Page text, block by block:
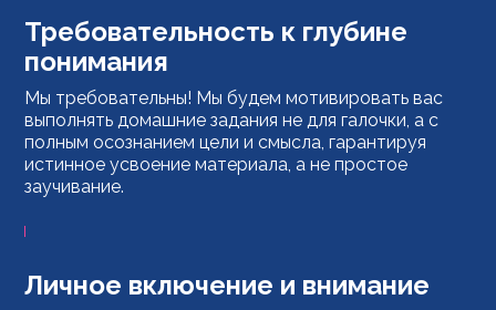
Требовательность к глубине
понимания
Мы требовательны! Мы будем мотивировать вас
выполнять домашние задания не для галочки, а с
полным осознанием цели и смысла, гарантируя
истинное усвоение материала, а не простое
заучивание.
Личное включение и внимание